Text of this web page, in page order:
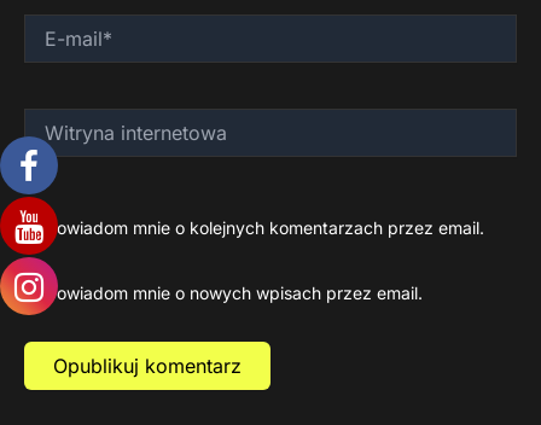
mail*
internetowa
Powiadom mnie o kolejnych komentarzach przez email.
Powiadom mnie o nowych wpisach przez email.